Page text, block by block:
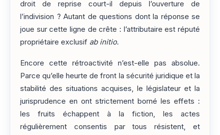
droit de reprise court-il depuis l’ouverture de
l’indivision ? Autant de questions dont la réponse se
joue sur cette ligne de crête : l’attributaire est réputé
propriétaire exclusif ab initio.
Encore cette rétroactivité n’est-elle pas absolue.
Parce qu’elle heurte de front la sécurité juridique et la
stabilité des situations acquises, le législateur et la
jurisprudence en ont strictement borné les effets :
les fruits échappent à la fiction, les actes
régulièrement consentis par tous résistent, et